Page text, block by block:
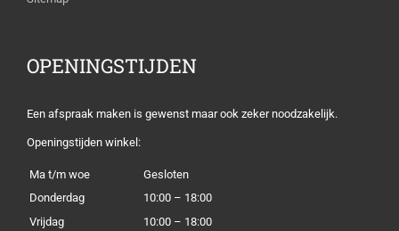
OPENINGSTIJDEN
Een afspraak maken is gewenst maar ook zeker noodzakelijk.
Openingstijden winkel:
Ma t/m woe
Gesloten
Donderdag
10:00 – 18:00
Vrijdag
10:00 – 18:00